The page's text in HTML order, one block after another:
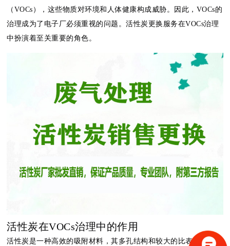
（VOCs），这些物质对环境和人体健康构成威胁。因此，VOCs的
治理成为了电子厂必须重视的问题。活性炭更换服务在VOCs治理
中扮演着至关重要的角色。
活性炭在VOCs治理中的作用
活性炭是一种高效的吸附材料，其多孔结构和较大的比表面积使其